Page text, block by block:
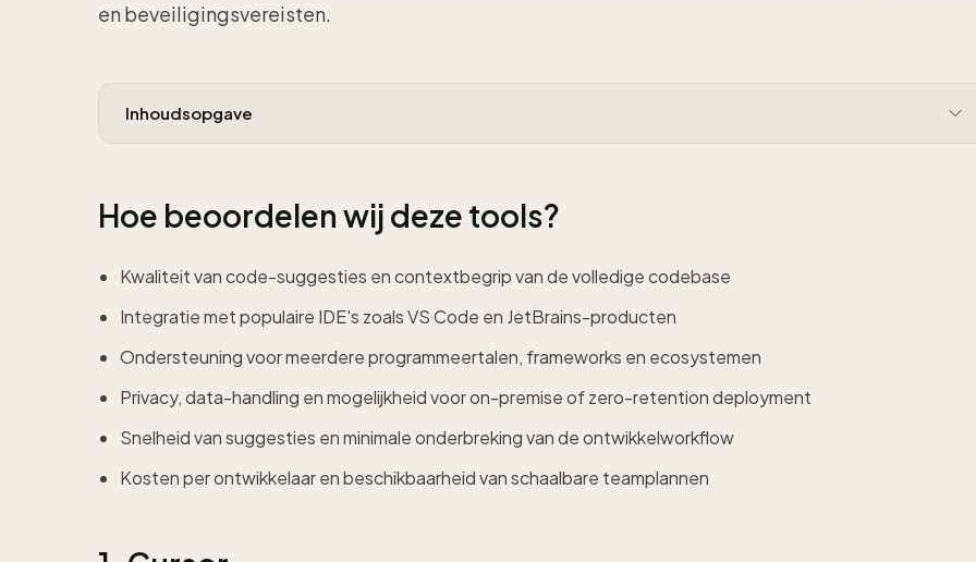
en beveiligingsvereisten.
Inhoudsopgave
Hoe beoordelen wij deze tools?
Kwaliteit van code-suggesties en contextbegrip van de volledige codebase
Integratie met populaire IDE's zoals VS Code en JetBrains-producten
Ondersteuning voor meerdere programmeertalen, frameworks en ecosystemen
Privacy, data-handling en mogelijkheid voor on-premise of zero-retention deployment
Snelheid van suggesties en minimale onderbreking van de ontwikkelworkflow
Kosten per ontwikkelaar en beschikbaarheid van schaalbare teamplannen